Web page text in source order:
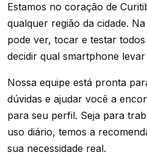
Estamos no coração de
qualquer região da cidade.
pode ver, tocar e testar
decidir qual smartphone
Nossa equipe está pronta
dúvidas e ajudar você a
para seu perfil. Seja para
uso diário, temos a
sua necessidade real.